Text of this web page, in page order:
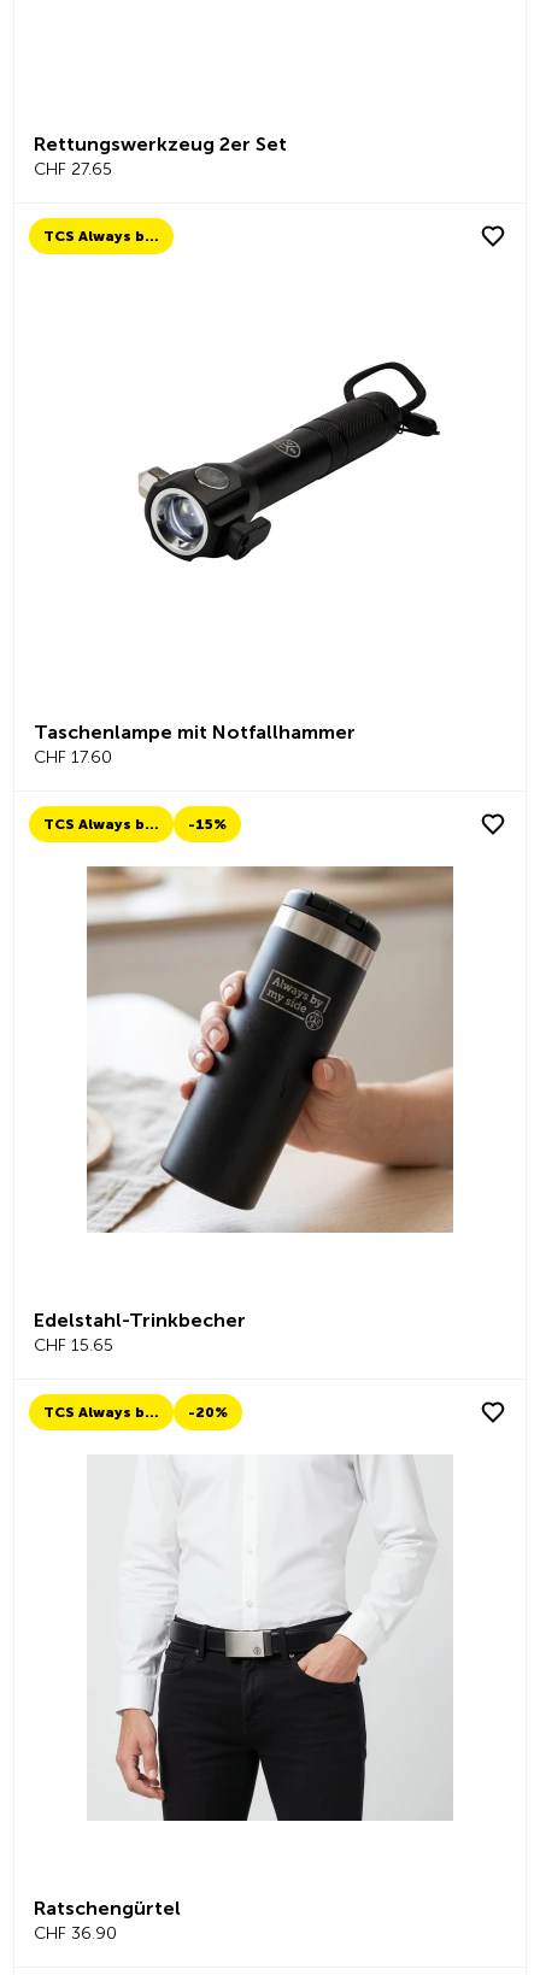
Rettungswerkzeug 2er Set
CHF 27.65
TCS Always by my side
Taschenlampe mit Notfallhammer
CHF 17.60
TCS Always by my side -15%
Edelstahl-Trinkbecher
CHF 15.65
TCS Always by my side -20%
Ratschengürtel
CHF 36.90